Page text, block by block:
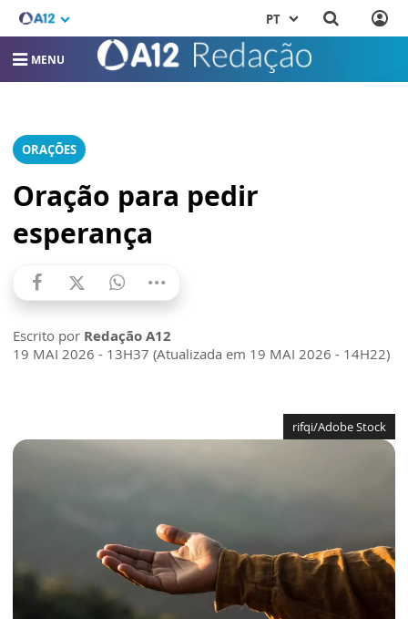
PT
MENU
ORAÇÕES
Oração para pedir
esperança
Escrito por Redação A12
19 MAI 2026 - 13H37 (Atualizada em 19 MAI 2026 - 14H22)
rifqi/Adobe Stock